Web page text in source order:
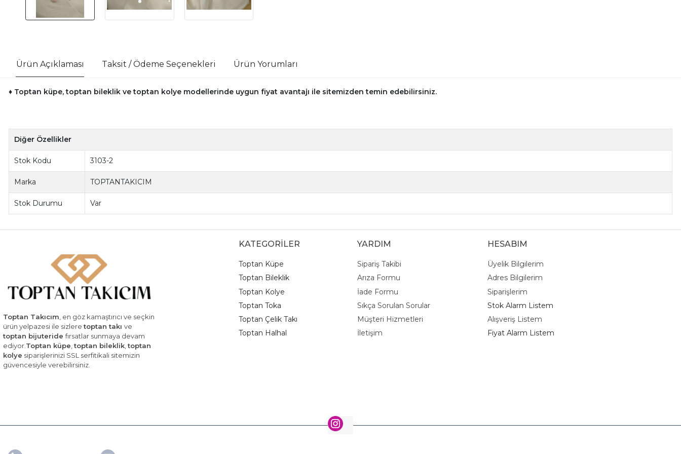
Ürün Açıklaması Taksit / Ödeme Seçenekleri Ürün Yorumları
♦ Toptan küpe, toptan bileklik ve toptan kolye modellerinde uygun fiyat avantajı ile sitemizden temin edebilirsiniz.
Diğer Özellikler
Stok Kodu 3103-2
Marka TOPTANTAKICIM
Stok Durumu Var
Toptan Takıcım, en göz kamaştırıcı ve seçkin
ürün yelpazesi ile sizleretoptan takı ve
toptan bijuteridefırsatlar sunmaya devam
ediyor.Toptan küpe,toptan bileklik,toptan
kolye siparişlerinizi SSL serfitikali sitemizin
güvencesiyle verebilirsiniz.
KATEGORİLER
Toptan Küpe
Toptan Bileklik
Toptan Kolye
Toptan Toka
Toptan Çelik Takı
Toptan Halhal
YARDIM
Sipariş Takibi
Arıza Formu
İade Formu
Sıkça Sorulan Sorular
Müşteri Hizmetleri
İletişim
HESABIM
Üyelik Bilgilerim
Adres Bilgilerim
Siparişlerim
Stok Alarm Listem
Alışveriş Listem
Fiyat Alarm Listem